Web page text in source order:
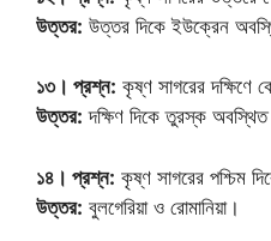
উত্তর: উত্তর দিকে ইউক্রেন
১৩। প্রশ্ন: কৃষ্ণ সাগরের দক্ষিণে
উত্তর: দক্ষিণ দিকে তুরস্ক
১৪। প্রশ্ন: কৃষ্ণ সাগরের পশ্চিম
উত্তর: বুলগেরিয়া ও রোমানিয়া।